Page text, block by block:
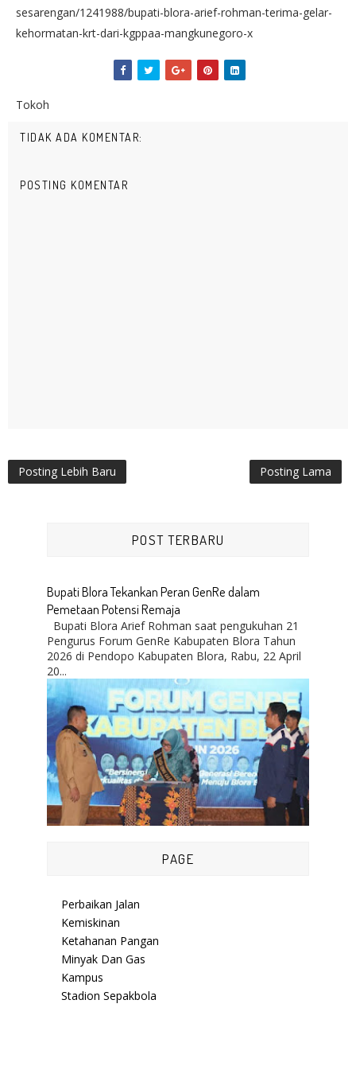
sesarengan/1241988/bupati-blora-arief-rohman-terima-gelar-
kehormatan-krt-dari-kgppaa-mangkunegoro-x
Tokoh
TIDAK ADA KOMENTAR:
POSTING KOMENTAR
Posting Lebih Baru Posting Lama
POST TERBARU
Bupati Blora Tekankan Peran GenRe dalam
Pemetaan Potensi Remaja
Bupati Blora Arief Rohman saat pengukuhan 21
Pengurus Forum GenRe Kabupaten Blora Tahun
2026 di Pendopo Kabupaten Blora, Rabu, 22 April
20...
PAGE
Perbaikan Jalan
Kemiskinan
Ketahanan Pangan
Minyak Dan Gas
Kampus
Stadion Sepakbola